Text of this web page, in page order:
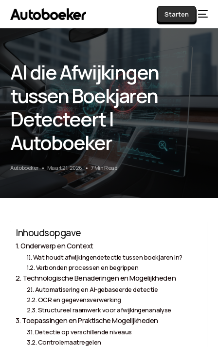
Starten
AI die Afwijkingen
tussen Boekjaren
Detecteert |
Autoboeker
Autoboeker Maart 21, 2026 7 Min Read
Inhoudsopgave
Onderwerp en Context
Wat houdt afwijkingendetectie tussen boekjaren in?
Verbonden processen en begrippen
Technologische Benaderingen en Mogelijkheden
Automatisering en AI-gebaseerde detectie
OCR en gegevensverwerking
Structureel raamwerk voor afwijkingenanalyse
Toepassingen en Praktische Mogelijkheden
Detectie op verschillende niveaus
Controlemaatregelen